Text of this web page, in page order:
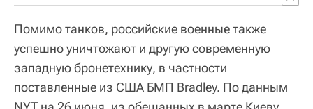
Помимо танков, российские военные также
успешно уничтожают и другую современную
западную бронетехнику, в частности
поставленные из США БМП Bradley. По данным